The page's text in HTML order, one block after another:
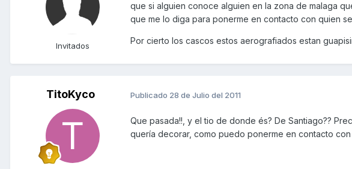
Invitados
que si alguien conoce alguien en la zona de malaga
que me lo diga para ponerme en contacto con quien
Por cierto los cascos estos aerografiados estan
TitoKyco Publicado 28 de Julio del 2011
Que pasada!!, y el tio de donde és? De Santiago??
quería decorar, como puedo ponerme en contacto con